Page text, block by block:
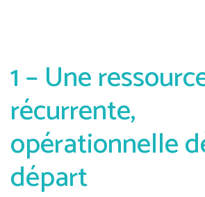
1 – Une
récurrente,
opérationnelle
départ